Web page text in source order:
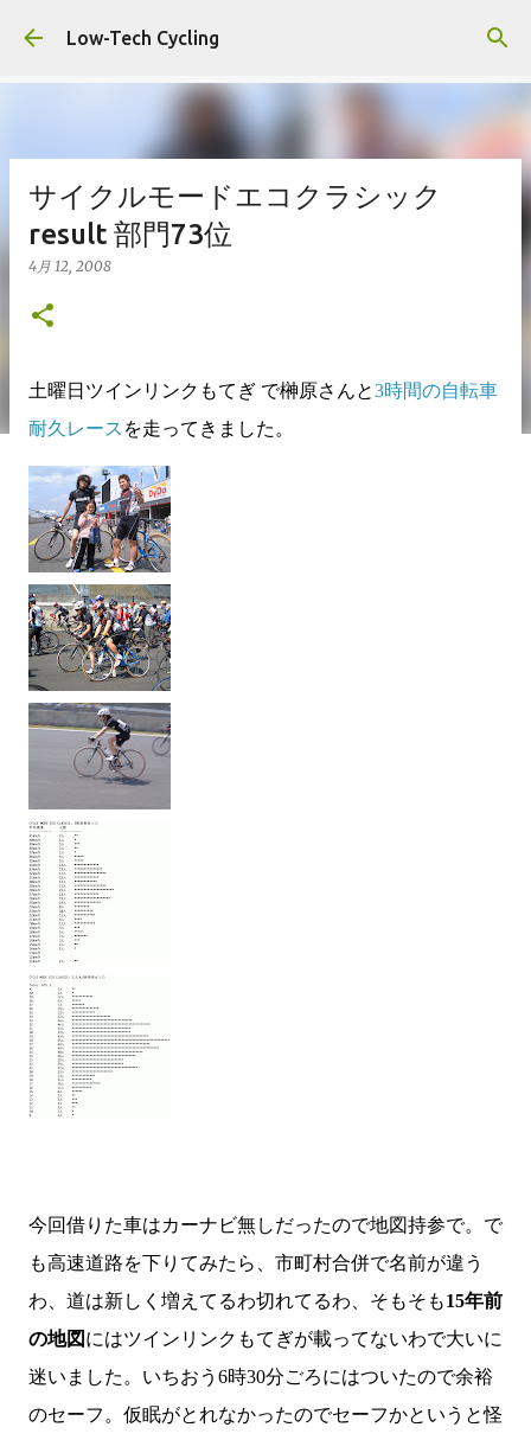
スキップしてメイン コンテンツに移動
Low-Tech Cycling
サイクルモードエコクラシック
result 部門73位
4月 12, 2008
土曜日ツインリンクもてぎ で榊原さんと3時間の自転車
耐久レース を走ってきました。
今回借りた車はカーナビ無しだったので地図持参で。で
も高速道路を下りてみたら、市町村合併で名前が違う
わ、道は新しく増えてるわ切れてるわ、そもそも15年前
の地図 にはツインリンクもてぎが載ってないわで大いに
迷いました。いちおう6時30分ごろにはついたので余裕
のセーフ。仮眠がとれなかったのでセーフかというと怪